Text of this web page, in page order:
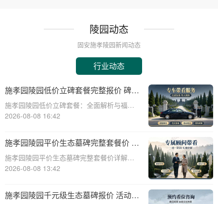
陵园动态
固安施孝陵园新闻动态
行业动态
施孝园陵园低价立碑套餐完整报价 碑体
耗材全部包含在内详解与福利活动介绍
施孝园陵园低价立碑套餐：全面解析与福利
活动介绍☎ 施孝园陵园电话:400-838-5063
题。施孝园陵园，作为一家致力于提供高质
量、个性化殡葬服务的陵园，始终秉持
2026-08-08 16:42
施孝园陵园平价生态墓碑完整套餐价 刻
字绿化全部包含在内详解与选购指南
施孝园陵园平价生态墓碑完整套餐价详解与
选购指南☎ 施孝园陵园电话:400-838-5063
注重环保和个性化。施孝园陵园提供的平价
生态墓碑完整套餐，正是顺应这一趋
2026-08-08 13:42
施孝园陵园千元级生态墓碑报价 活动期